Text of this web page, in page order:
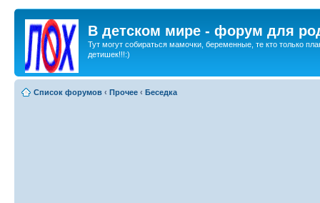
В детском мире - форум для
Тут могут собираться мамочки, беременные, те кто только
детишек!!!:)
Список форумов ‹ Прочее ‹ Беседка